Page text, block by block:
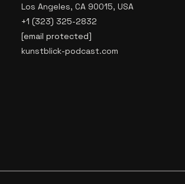
Los Angeles, CA 90015, USA
+1 (323) 325-2832
[email protected]
kunstblick-podcast.com